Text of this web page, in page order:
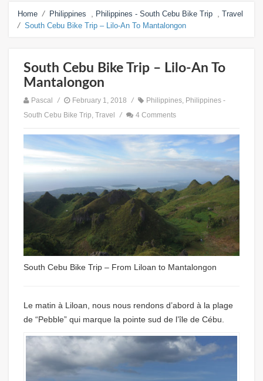
Home / Philippines Philippines - South Cebu Bike Trip Travel
/ South Cebu Bike Trip – Lilo-An To Mantalongon
South Cebu Bike Trip – Lilo-An To
Mantalongon
Pascal / February 1, 2018 / Philippines, Philippines -
South Cebu Bike Trip, Travel / 4 Comments
South Cebu Bike Trip – From Liloan to Mantalongon
Le matin à Liloan, nous nous rendons d’abord à la plage
de “Pebble” qui marque la pointe sud de l’île de Cébu.